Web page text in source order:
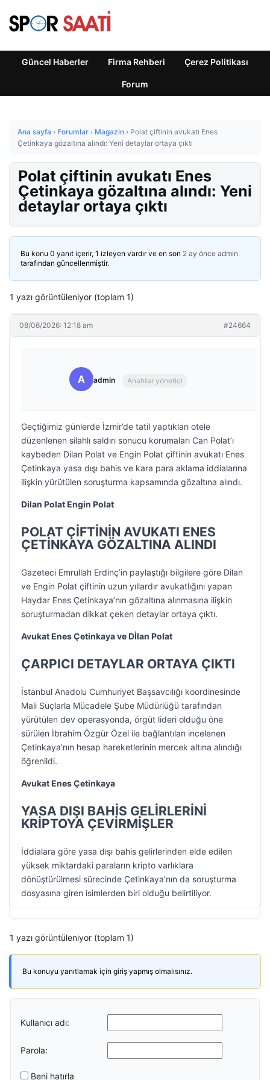
Güncel Haberler Firma Rehberi Çerez Politikası
Forum
Ana sayfa › Forumlar › Magazin › Polat çiftinin avukatı Enes
Çetinkaya gözaltına alındı: Yeni detaylar ortaya çıktı
Polat çiftinin avukatı Enes
Çetinkaya gözaltına alındı: Yeni
detaylar ortaya çıktı
Bu konu 0 yanıt içerir, 1 izleyen vardır ve en son 2 ay önce admin
tarafından güncellenmiştir.
1 yazı görüntüleniyor (toplam 1)
08/06/2026: 12:18 am #24664
A admin Anahtar yönetici
Geçtiğimiz günlerde İzmir’de tatil yaptıkları otele
düzenlenen silahlı saldırı sonucu korumaları Can Polat’ı
kaybeden Dilan Polat ve Engin Polat çiftinin avukatı Enes
Çetinkaya yasa dışı bahis ve kara para aklama iddialarına
ilişkin yürütülen soruşturma kapsamında gözaltına alındı.
Dilan Polat Engin Polat
POLAT ÇİFTİNİN AVUKATI ENES
ÇETİNKAYA GÖZALTINA ALINDI
Gazeteci Emrullah Erdinç’in paylaştığı bilgilere göre Dilan
ve Engin Polat çiftinin uzun yıllardır avukatlığını yapan
Haydar Enes Çetinkaya’nın gözaltına alınmasına ilişkin
soruşturmadan dikkat çeken detaylar ortaya çıktı.
Avukat Enes Çetinkaya ve Dİlan Polat
ÇARPICI DETAYLAR ORTAYA ÇIKTI
İstanbul Anadolu Cumhuriyet Başsavcılığı koordinesinde
Mali Suçlarla Mücadele Şube Müdürlüğü tarafından
yürütülen dev operasyonda, örgüt lideri olduğu öne
sürülen İbrahim Özgür Özel ile bağlantıları incelenen
Çetinkaya’nın hesap hareketlerinin mercek altına alındığı
öğrenildi.
Avukat Enes Çetinkaya
YASA DIŞI BAHİS GELİRLERİNİ
KRİPTOYA ÇEVİRMİŞLER
İddialara göre yasa dışı bahis gelirlerinden elde edilen
yüksek miktardaki paraların kripto varlıklara
dönüştürülmesi sürecinde Çetinkaya’nın da soruşturma
dosyasına giren isimlerden biri olduğu belirtiliyor.
1 yazı görüntüleniyor (toplam 1)
Bu konuyu yanıtlamak için giriş yapmış olmalısınız.
Kullanıcı adı:
Parola:
Beni hatırla